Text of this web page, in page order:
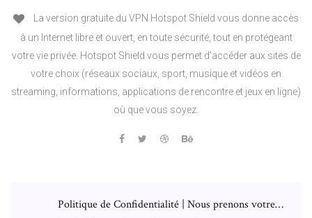
La version gratuite du VPN Hotspot Shield vous donne accès
à un Internet libre et ouvert, en toute sécurité, tout en protégeant
votre vie privée. Hotspot Shield vous permet d'accéder aux sites de
votre choix (réseaux sociaux, sport, musique et vidéos en
streaming, informations, applications de rencontre et jeux en ligne)
où que vous soyez.
Politique de Confidentialité | Nous prenons votre…